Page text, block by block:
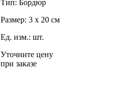
Тип: Бордюр
Размер: 3 x 20 см
Ед. изм.: шт.
Уточните цену
при заказе